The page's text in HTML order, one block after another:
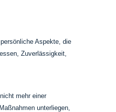
Aspekte, die
Zuverlässigkeit,
mehr einer
unterliegen,